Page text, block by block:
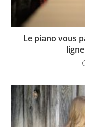
Le piano vous